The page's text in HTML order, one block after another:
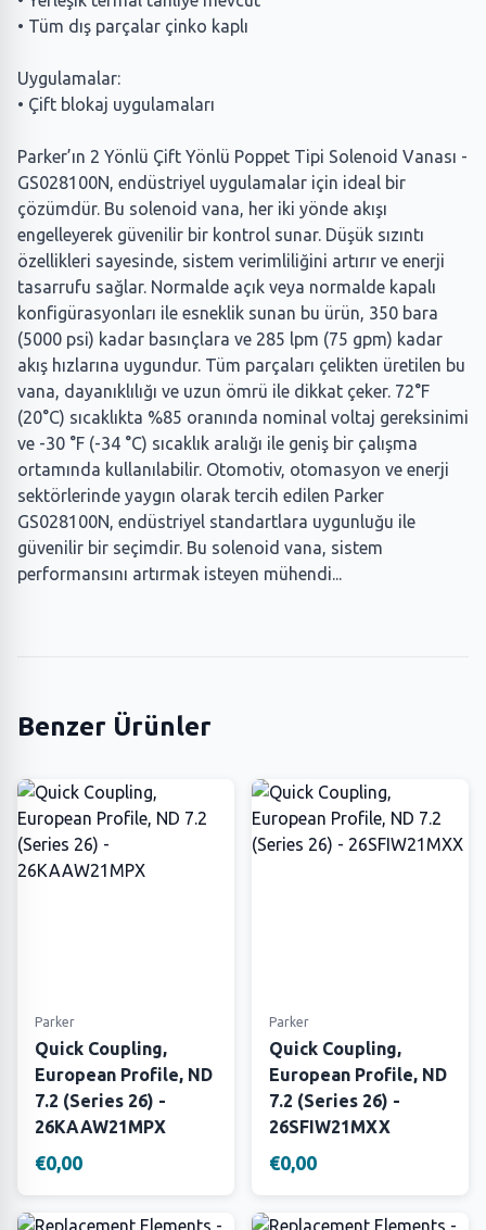
• Tüm dış parçalar çinko kaplı
Uygulamalar:
• Çift blokaj uygulamaları
Parker’ın 2 Yönlü Çift Yönlü Poppet Tipi Solenoid Vanası -
GS028100N, endüstriyel uygulamalar için ideal bir
çözümdür. Bu solenoid vana, her iki yönde akışı
engelleyerek güvenilir bir kontrol sunar. Düşük sızıntı
özellikleri sayesinde, sistem verimliliğini artırır ve enerji
tasarrufu sağlar. Normalde açık veya normalde kapalı
konfigürasyonları ile esneklik sunan bu ürün, 350 bara
(5000 psi) kadar basınçlara ve 285 lpm (75 gpm) kadar
akış hızlarına uygundur. Tüm parçaları çelikten üretilen bu
vana, dayanıklılığı ve uzun ömrü ile dikkat çeker. 72°F
(20°C) sıcaklıkta %85 oranında nominal voltaj gereksinimi
ve -30 °F (-34 °C) sıcaklık aralığı ile geniş bir çalışma
ortamında kullanılabilir. Otomotiv, otomasyon ve enerji
sektörlerinde yaygın olarak tercih edilen Parker
GS028100N, endüstriyel standartlara uygunluğu ile
güvenilir bir seçimdir. Bu solenoid vana, sistem
performansını artırmak isteyen mühendi...
Benzer Ürünler
Parker
Quick Coupling,
European Profile, ND
7.2 (Series 26) -
26KAAW21MPX
€0,00
Parker
Quick Coupling,
European Profile, ND
7.2 (Series 26) -
26SFIW21MXX
€0,00